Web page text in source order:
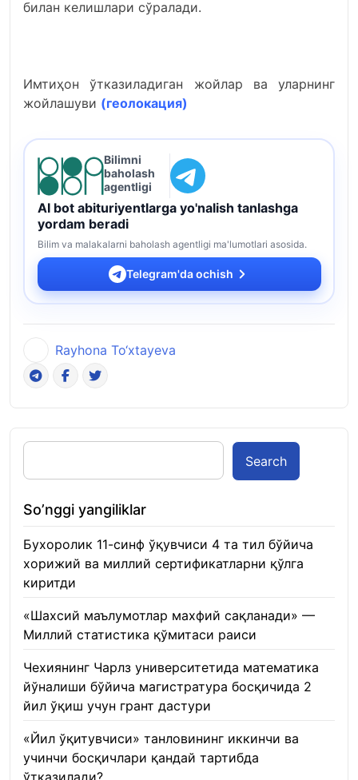
билан келишлари сўралади.
Имтиҳон ўтказиладиган жойлар ва уларнинг
жойлашуви (геолокация)
Bilimni
baholash
agentligi
AI bot abituriyentlarga yo'nalish tanlashga
yordam beradi
Bilim va malakalarni baholash agentligi ma'lumotlari asosida.
Telegram'da ochish
Rayhona To‘xtayeva
Search
So’nggi yangiliklar
Бухоролик 11-синф ўқувчиси 4 та тил бўйича
хорижий ва миллий сертификатларни қўлга
киритди
«Шахсий маълумотлар махфий сақланади» —
Миллий статистика қўмитаси раиси
Чехиянинг Чарлз университетида математика
йўналиши бўйича магистратура босқичида 2
йил ўқиш учун грант дастури
«Йил ўқитувчиси» танловининг иккинчи ва
учинчи босқичлари қандай тартибда
ўтказилади?